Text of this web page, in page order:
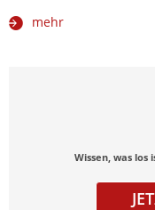
mehr
Wissen, was los